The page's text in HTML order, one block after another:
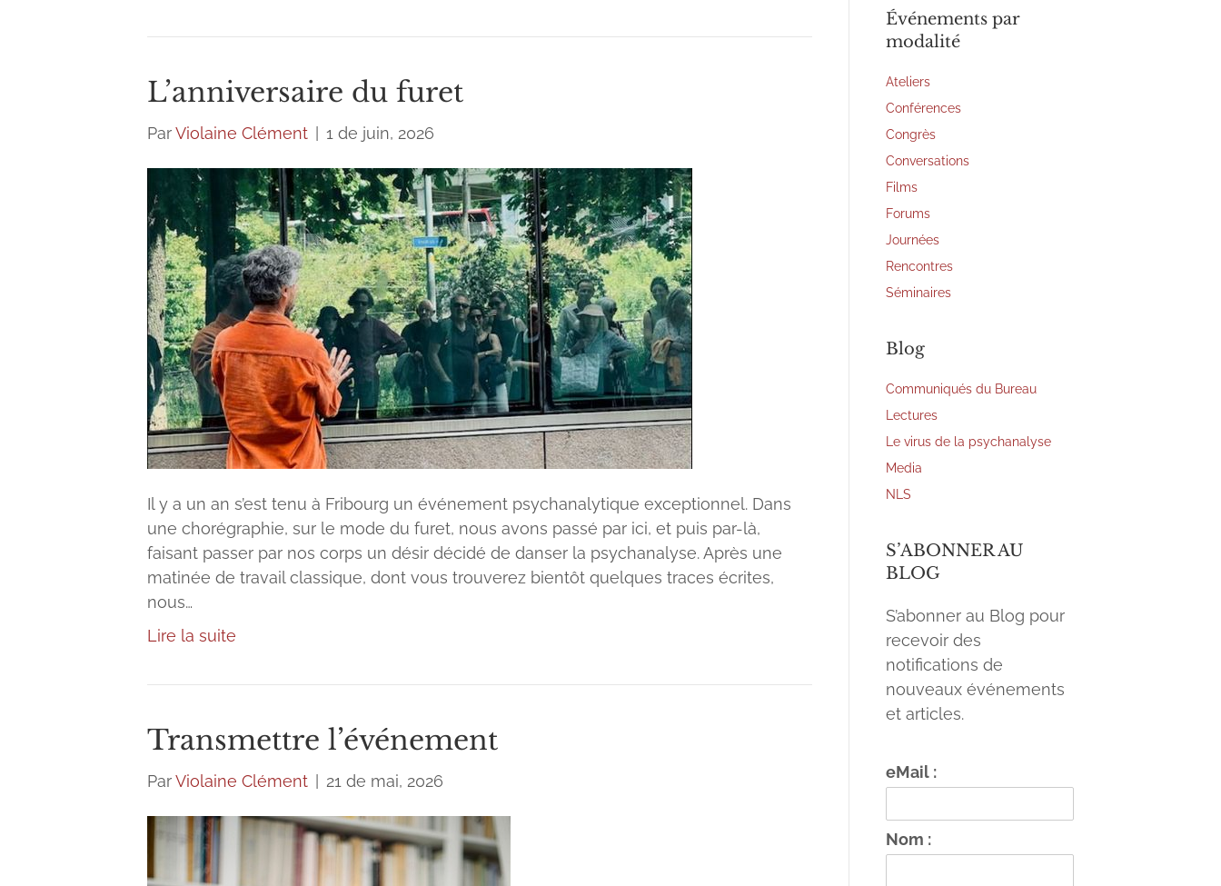
L’anniversaire du furet
ParViolaine Clément 1 de juin, 2026
Il y a un an s’est tenu à Fribourg un événement psychanalytique exceptionnel. Dans
une chorégraphie, sur le mode du furet, nous avons passé par ici, et puis par-là,
faisant passer par nos corps un désir décidé de danser la psychanalyse. Après une
matinée de travail classique, dont vous trouverez bientôt quelques traces écrites,
nous…
Lire la suite
Transmettre l’événement
ParViolaine Clément 21 de mai, 2026
Événements par
modalité
Ateliers
Conférences
Congrès
Conversations
Films
Forums
Journées
Rencontres
Séminaires
Blog
Communiqués du Bureau
Lectures
Le virus de la psychanalyse
Media
NLS
S’ABONNER AU
BLOG
S’abonner au Blog pour
recevoir des
notifications de
nouveaux événements
et articles.
eMail :
Nom :